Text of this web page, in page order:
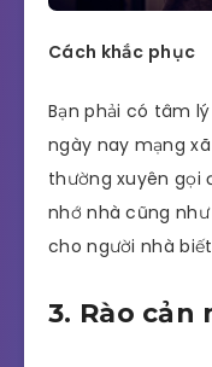
Cách khắc phục
Bạn phải có tâm
ngày nay mạng
thường xuyên gọi
nhớ nhà cũng
cho người nhà
3. Rào